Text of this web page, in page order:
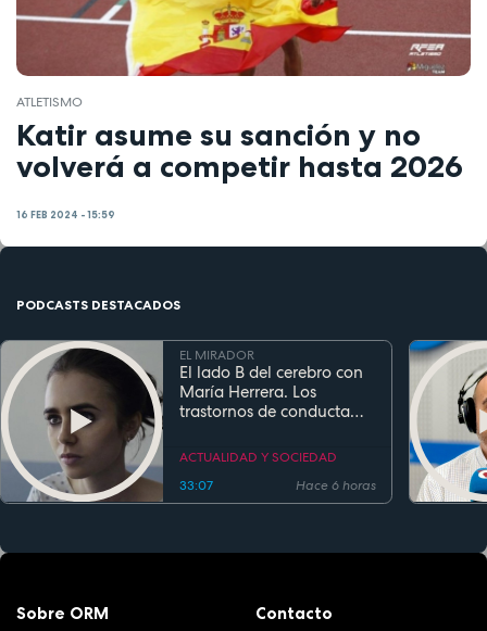
ATLETISMO
Katir asume su sanción y no
volverá a competir hasta 2026
16 FEB 2024 - 15:59
PODCASTS DESTACADOS
EL MIRADOR
El lado B del cerebro con
María Herrera. Los
trastornos de conducta
ACTUALIDAD Y SOCIEDAD
33:07
Hace 6 horas
Sobre ORM
Contacto